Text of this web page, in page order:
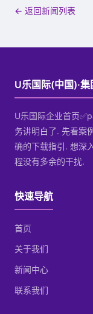
← 返回新闻列表
U乐国际(中国)·集
U乐国际企业首页
务讲明白了. 先看案
确的下载指引. 想深
程没有多余的干扰.
快速导航
首页
关于我们
新闻中心
联系我们